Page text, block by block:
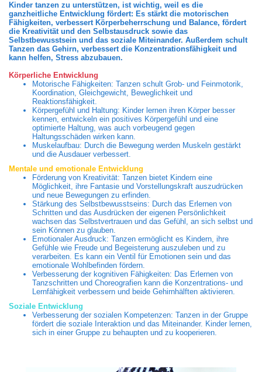
Kinder tanzen zu unterstützen, ist wichtig, weil es die
ganzheitliche Entwicklung fördert: Es stärkt die motorischen
Fähigkeiten, verbessert Körperbeherrschung und Balance, fördert
die Kreativität und den Selbstausdruck sowie das
Selbstbewusstsein und das soziale Miteinander. Außerdem schult
Tanzen das Gehirn, verbessert die Konzentrationsfähigkeit und
kann helfen, Stress abzubauen.
Körperliche Entwicklung
Motorische Fähigkeiten: Tanzen schult Grob- und Feinmotorik,
Koordination, Gleichgewicht, Beweglichkeit und
Reaktionsfähigkeit.
Körpergefühl und Haltung: Kinder lernen ihren Körper besser
kennen, entwickeln ein positives Körpergefühl und eine
optimierte Haltung, was auch vorbeugend gegen
Haltungsschäden wirken kann.
Muskelaufbau: Durch die Bewegung werden Muskeln gestärkt
und die Ausdauer verbessert.
Mentale und emotionale Entwicklung
Förderung von Kreativität: Tanzen bietet Kindern eine
Möglichkeit, ihre Fantasie und Vorstellungskraft auszudrücken
und neue Bewegungen zu erfinden.
Stärkung des Selbstbewusstseins: Durch das Erlernen von
Schritten und das Ausdrücken der eigenen Persönlichkeit
wachsen das Selbstvertrauen und das Gefühl, an sich selbst und
sein Können zu glauben.
Emotionaler Ausdruck: Tanzen ermöglicht es Kindern, ihre
Gefühle wie Freude und Begeisterung auszuleben und zu
verarbeiten. Es kann ein Ventil für Emotionen sein und das
emotionale Wohlbefinden fördern.
Verbesserung der kognitiven Fähigkeiten: Das Erlernen von
Tanzschritten und Choreografien kann die Konzentrations- und
Lernfähigkeit verbessern und beide Gehirnhälften aktivieren.
Soziale Entwicklung
Verbesserung der sozialen Kompetenzen: Tanzen in der Gruppe
fördert die soziale Interaktion und das Miteinander. Kinder lernen,
sich in einer Gruppe zu behaupten und zu kooperieren.